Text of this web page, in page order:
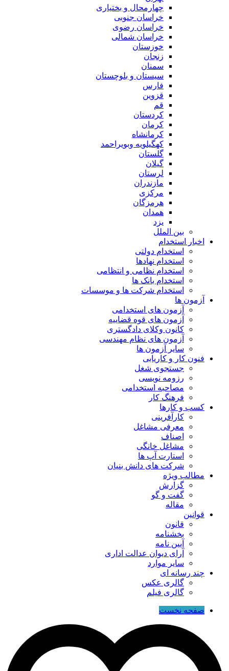
چهارمحال و بختیاری
خراسان جنوبی
خراسان رضوی
خراسان شمالی
خوزستان
زنجان
سمنان
سیستان و بلوچستان
فارس
قزوین
قم
کردستان
کرمان
کرمانشاه
کهگیلویه وبویراحمد
گلستان
گیلان
لرستان
مازندران
مرکزی
هرمزگان
همدان
یزد
بین الملل
اخبار استخدام
استخدام دولتی
استخدام نهادها
استخدام نظامی و انتظامی
استخدام بانک ها
استخدام شرکت ها و موسسات
آزمون ها
آزمون های استخدامی
آزمون های قوه قضاییه
کانون وکلای دادگستری
آزمون های نظام مهندسی
سایر آزمون ها
فنون کار و کاریابی
جستجوی شغل
رزومه نویسی
مصاحبه استخدامی
فرهنگ کار
کسب و کارها
کارآفرینی
معرفی مشاغل
اصناف
مشاغل خانگی
استارت آپ ها
شرکت های دانش بنیان
مطالب ویژه
گزارش
گفت و گو
مقاله
قوانین
قانون
بخشنامه
آیین نامه
آرای دیوان عدالت اداری
سایر موارد
چند رسانه ای
گالری عکس
گالری فیلم
صفحه نخست